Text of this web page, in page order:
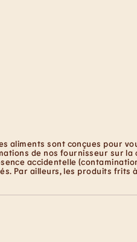
aliments sont conçues pour
de nos fournisseur sur
accidentelle
Par ailleurs, les produits